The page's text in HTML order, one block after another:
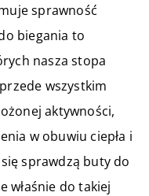
sprawność
biegania to
nasza stopa
wszystkim
aktywności,
w obuwiu ciepła i
sprawdzą buty do
właśnie do takiej